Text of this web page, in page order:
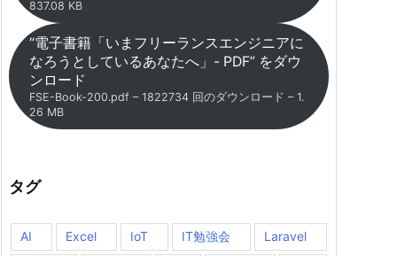
837.08 KB
“電子書籍「いまフリーランスエンジニアに
なろうとしているあなたへ」- PDF” をダウ
ンロード
FSE-Book-200.pdf – 1822734 回のダウンロード – 1.
26 MB
タグ
AI Excel IoT IT勉強会 Laravel